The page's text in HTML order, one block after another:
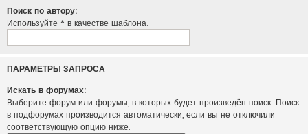
Поиск по автору:
Используйте * в качестве шаблона.
ПАРАМЕТРЫ ЗАПРОСА
Искать в форумах:
Выберите форум или форумы, в которых будет произведён поиск. Поиск
в подфорумах производится автоматически, если вы не отключили
соответствующую опцию ниже.